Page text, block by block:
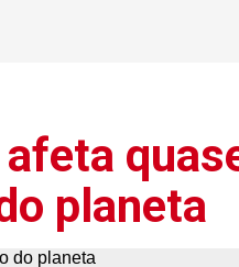
planeta